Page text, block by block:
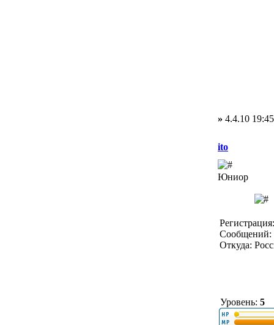
» 4.4.10 19:45
ito
Юниор
Сообщений:
Откуда:
Уровень: 5